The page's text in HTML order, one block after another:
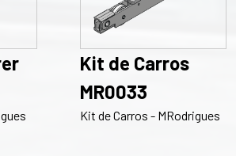
Kit de Carros
MR0033
Kit de Carros - MRodrigues